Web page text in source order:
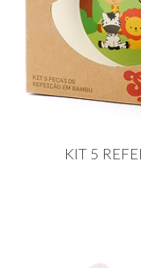
KIT 5